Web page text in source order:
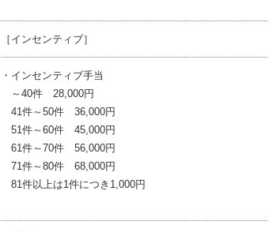
┈┈┈┈┈┈┈┈┈┈┈┈┈┈┈┈┈┈┈┈┈┈┈┈┈┈
［インセンティブ］
┈┈┈┈┈┈┈┈┈┈┈┈┈┈┈┈┈┈┈┈┈┈┈┈┈┈
・インセンティブ手当
～40件 28,000円
41件～50件 36,000円
51件～60件 45,000円
61件～70件 56,000円
71件～80件 68,000円
81件以上は1件につき1,000円
┈┈┈┈┈┈┈┈┈┈┈┈┈┈┈┈┈┈┈┈┈┈┈┈┈┈